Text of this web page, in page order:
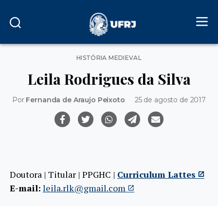
Categorias
HISTÓRIA MEDIEVAL
Leila Rodrigues da Silva
Por Fernanda de Araujo Peixoto 25 de agosto de 2017
Doutora | Titular | PPGHC | Curriculum Lattes
E-mail: leila.rlk@gmail.com